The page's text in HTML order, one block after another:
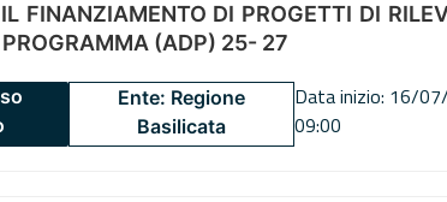
FINANZIAMENTO DI PROGETTI DI
PROGRAMMA (ADP) 25- 27
Ente: Regione
Basilicata
Data inizio: 16/
09:00